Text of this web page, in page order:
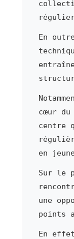
En
cœur
centre
en
Sur le
une
points
En